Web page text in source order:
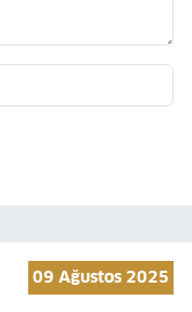
09 Ağustos 2025